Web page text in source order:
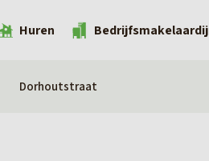
Huren Bedrijfsmakelaardij
Dorhoutstraat